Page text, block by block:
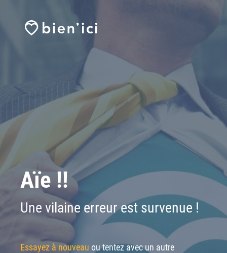
Aïe !!
Une vilaine erreur est survenue !
Essayez à nouveau ou tentez avec un autre